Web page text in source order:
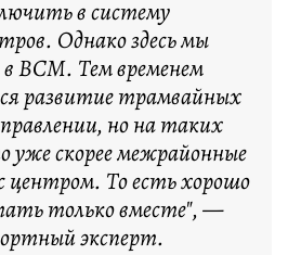
в систему
Однако здесь мы
в ВСМ. Тем временем
развитие трамвайных
но на таких
уже скорее межрайонные
центром. То есть хорошо
только вместе", —
эксперт.